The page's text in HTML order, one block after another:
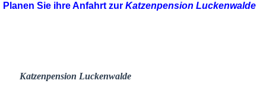
Planen Sie ihre Anfahrt zur Katzenpension Luckenwalde
Katzenpension Luckenwalde